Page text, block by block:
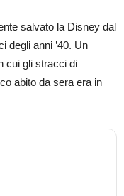
salvato la Disney dal
degli anni ’40. Un
cui gli stracci di
abito da sera era in